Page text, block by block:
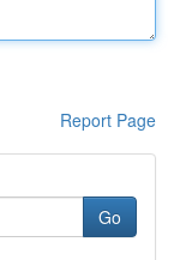
Report Page
Go